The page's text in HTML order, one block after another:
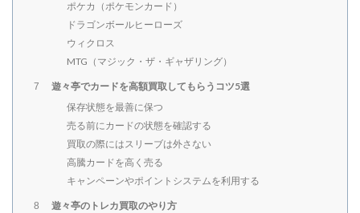
ポケカ（ポケモンカード）
ドラゴンボールヒーローズ
ウィクロス
MTG（マジック・ザ・ギャザリング）
7
遊々亭でカードを高額買取してもらうコツ5選
保存状態を最善に保つ
売る前にカードの状態を確認する
買取の際にはスリーブは外さない
高騰カードを高く売る
キャンペーンやポイントシステムを利用する
8 遊々亭のトレカ買取のやり方